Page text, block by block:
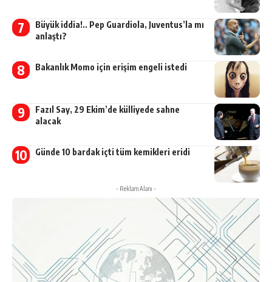
Büyük iddia!.. Pep Guardiola, Juventus’la mı
anlaştı?
Bakanlık Momo için erişim engeli istedi
Fazıl Say, 29 Ekim’de külliyede sahne
alacak
Günde 10 bardak içti tüm kemikleri eridi
- Reklam Alanı -